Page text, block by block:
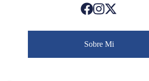
Sobre Mi